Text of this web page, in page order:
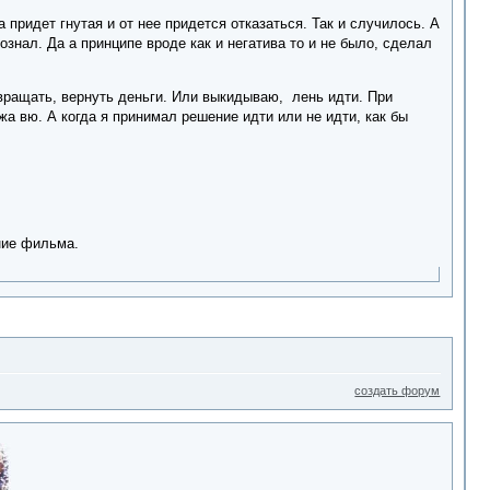
гнутая и от нее придется отказаться. Так и случилось. А
Да а принципе вроде как и негатива то и не было, сделал
вернуть деньги. Или выкидываю, лень идти. При
вю. А когда я принимал решение идти или не идти, как бы
фильма.
создать форум